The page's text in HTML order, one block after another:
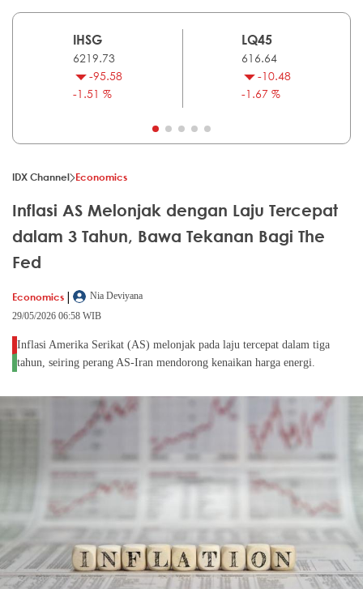
IHSG
6219.73
-95.58
-1.51 %
LQ45
616.64
-10.48
-1.67 %
IDX Channel Economics
Inflasi AS Melonjak dengan Laju Tercepat
dalam 3 Tahun, Bawa Tekanan Bagi The
Fed
Economics |
Nia Deviyana
29/05/2026 06:58 WIB
Inflasi Amerika Serikat (AS) melonjak pada laju tercepat dalam tiga
tahun, seiring perang AS-Iran mendorong kenaikan harga energi.